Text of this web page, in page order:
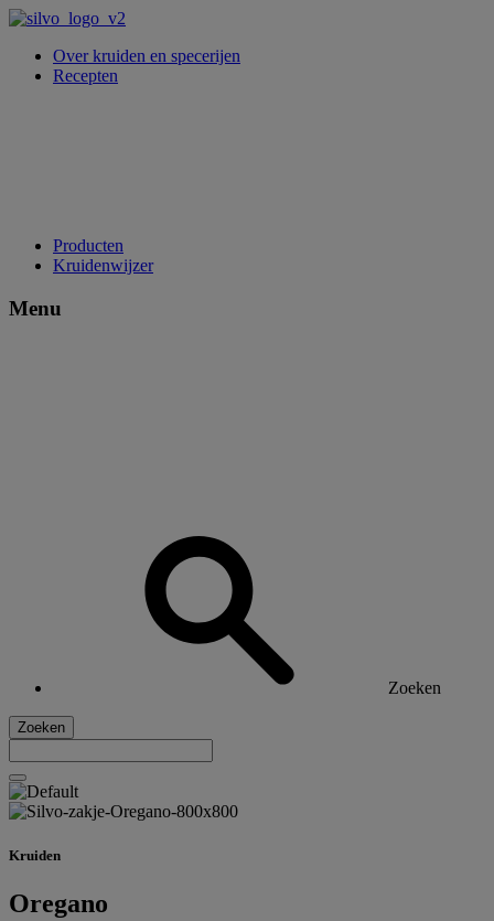
Over kruiden en specerijen
Recepten
Producten
Kruidenwijzer
Menu
Zoeken
Zoeken
Kruiden
Oregano